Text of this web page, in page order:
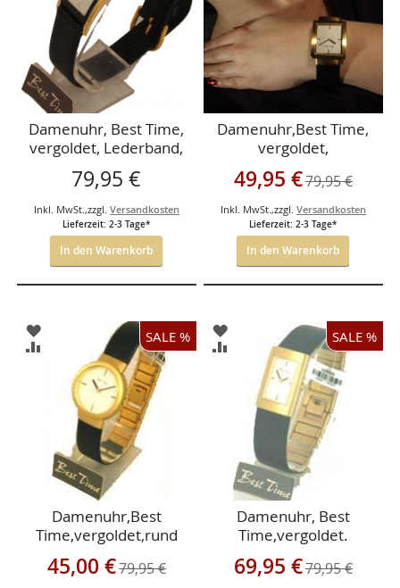
Damenuhr, Best Time,
vergoldet, Lederband,
79,95 €
Inkl. MwSt.,zzgl. Versandkosten
Lieferzeit: 2-3 Tage*
In den Warenkorb
Damenuhr,Best Time,
vergoldet,
Lederarmband
Sonderangebot
49,95 €79,95 €
Inkl. MwSt.,zzgl. Versandkosten
Lieferzeit: 2-3 Tage*
In den Warenkorb
SALE %
ZUR
WUNSCHLISTE
HINZUFÜGEN
ZUR
VERGLEICHSLISTE
HINZUFÜGEN
Damenuhr,Best
Time,vergoldet,rund
Sonderangebot
45,00 €79,95 €
SALE %
ZUR
WUNSCHLISTE
HINZUFÜGEN
ZUR
VERGLEICHSLISTE
HINZUFÜGEN
Damenuhr, Best
Time,vergoldet.
Sonderangebot
69,95 €79,95 €